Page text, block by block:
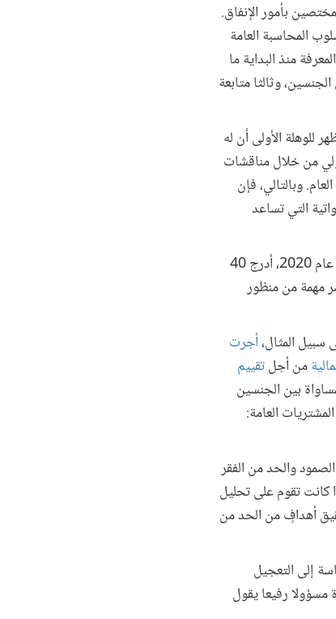
بأمور الإنفاق.
المحاسبة العامة
منذ البداية ما
وثالثا متابعة
للوهلة الأولى أن له
من خلال مناقشات
وبالتالي، فإن
التي تساعد
ولهذا السبب، ليس مستغرباً أنَّ المساواة بين الجنسين أُدرِجَت تدريجياً في صياغة وتنفيذ الميزانيات الوطنية. وفي عام 2020، أدرج 40
في ميزانياتها عناصر مهمة من منظور
سبيل المثال،أجرت
من أجلتقييم
بين الجنسين
العامة:
والحد من الفقر
كانت تقوم على تحليل
أهدافٍ من الحد من
إلى التعجيل
رفيعا يقول